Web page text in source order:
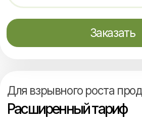
Ведущий специалист
по поисковым технологиям,
Дмитрий Голованов